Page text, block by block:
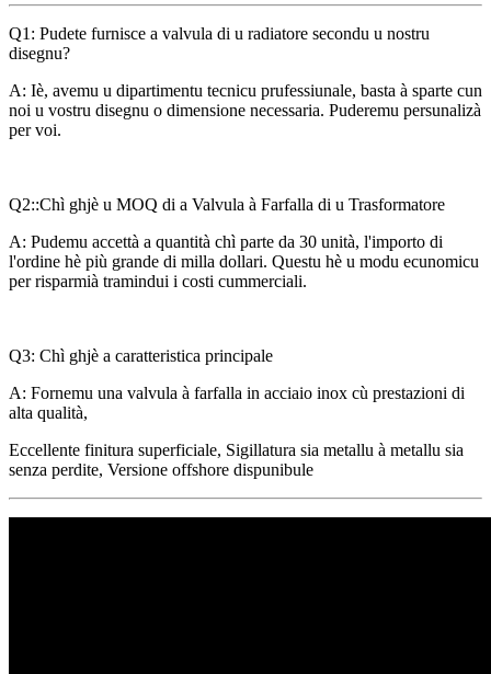
Q1: Pudete furnisce a valvula di u radiatore secondu u nostru
disegnu?
A: Iè, avemu u dipartimentu tecnicu prufessiunale, basta à sparte cun
noi u vostru disegnu o dimensione necessaria. Puderemu persunalizà
per voi.
Q2::Chì ghjè u MOQ di a Valvula à Farfalla di u Trasformatore
A: Pudemu accettà a quantità chì parte da 30 unità, l'importo di
l'ordine hè più grande di milla dollari. Questu hè u modu ecunomicu
per risparmià tramindui i costi cummerciali.
Q3: Chì ghjè a caratteristica principale
A: Fornemu una valvula à farfalla in acciaio inox cù prestazioni di
alta qualità,
Eccellente finitura superficiale, Sigillatura sia metallu à metallu sia
senza perdite, Versione offshore dispunibule